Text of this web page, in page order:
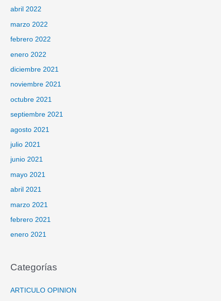
abril 2022
marzo 2022
febrero 2022
enero 2022
diciembre 2021
noviembre 2021
octubre 2021
septiembre 2021
agosto 2021
julio 2021
junio 2021
mayo 2021
abril 2021
marzo 2021
febrero 2021
enero 2021
Categorías
ARTICULO OPINION